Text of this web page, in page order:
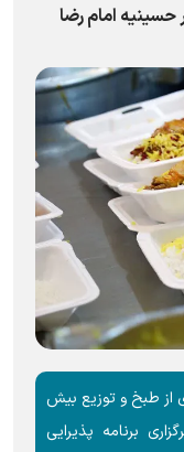
در حسینیه امام رضا
طبخ و توزیع بیش
و برگزاری برنامه پذیرایی